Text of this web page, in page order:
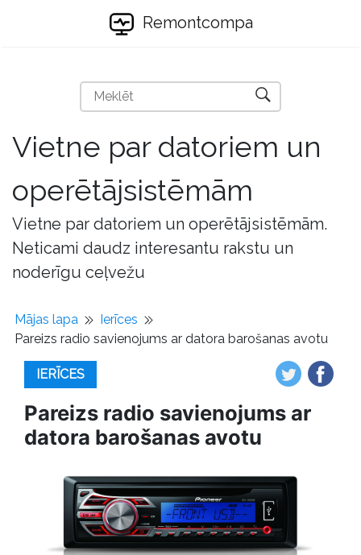
Remontcompa
Vietne par datoriem un
operētājsistēmām
Vietne par datoriem un operētājsistēmām.
Neticami daudz interesantu rakstu un
noderīgu ceļvežu
Mājas lapa
Ierīces
Pareizs radio savienojums ar datora barošanas avotu
IERĪCES
Pareizs radio savienojums ar
datora barošanas avotu